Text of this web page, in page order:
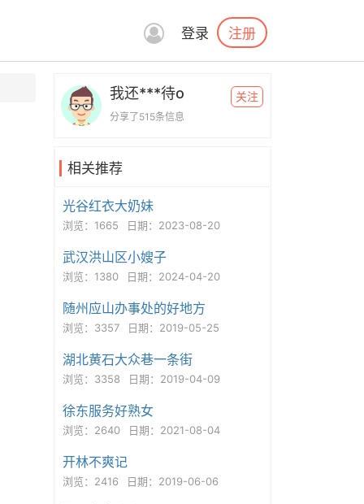
登录 注册
我还***待o
分享了515条信息
关注
相关推荐
光谷红衣大奶妹
浏览：1665 日期：2023-08-20
武汉洪山区小嫂子
浏览：1380 日期：2024-04-20
随州应山办事处的好地方
浏览：3357 日期：2019-05-25
湖北黄石大众巷一条街
浏览：3358 日期：2019-04-09
徐东服务好熟女
浏览：2640 日期：2021-08-04
开林不爽记
浏览：2416 日期：2019-06-06